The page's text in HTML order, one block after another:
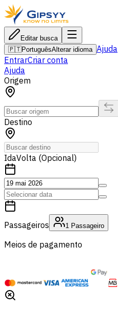
Editar busca
🇵🇹PortuguêsAlterar idioma Ajuda
EntrarCriar conta
Ajuda
Origem
Destino
IdaVolta (Opcional)
Passageiros 1 Passageiro
Meios de pagamento